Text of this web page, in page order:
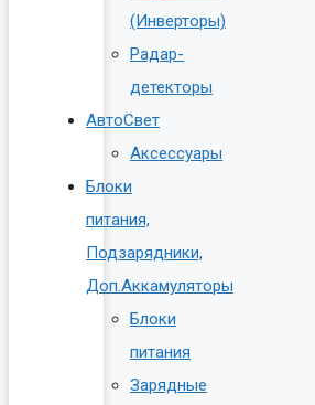
(Инверторы)
Радар-
детекторы
АвтоСвет
Аксессуары
Блоки
питания,
Подзарядники,
Доп.Аккамуляторы
Блоки
питания
Зарядные